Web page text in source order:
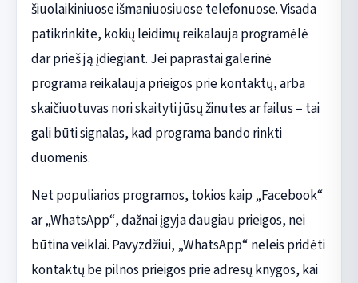
šiuolaikiniuose išmaniuosiuose telefonuose. Visada
patikrinkite, kokių leidimų reikalauja programėlė
dar prieš ją įdiegiant. Jei paprastai galerinė
programa reikalauja prieigos prie kontaktų, arba
skaičiuotuvas nori skaityti jūsų žinutes ar failus – tai
gali būti signalas, kad programa bando rinkti
duomenis.
Net populiarios programos, tokios kaip „Facebook“
ar „WhatsApp“, dažnai įgyja daugiau prieigos, nei
būtina veiklai. Pavyzdžiui, „WhatsApp“ neleis pridėti
kontaktų be pilnos prieigos prie adresų knygos, kai